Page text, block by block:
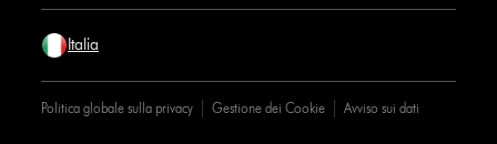
Italia
Politica globale sulla privacy Gestione dei Cookie Avviso sui dati